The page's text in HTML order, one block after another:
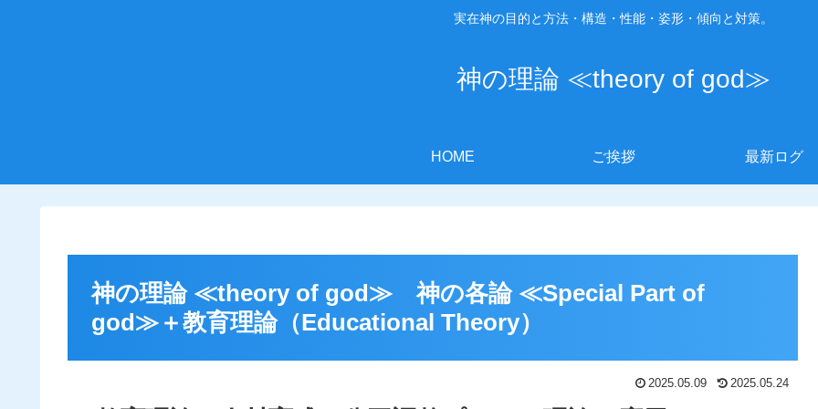
実在神の目的と方法・構造・性能・姿形・傾向と対策。
神の理論 ≪theory of god≫
HOME ご挨拶 最新ログ
神の理論 ≪theory of god≫ 神の各論 ≪Special Part of
god≫＋教育理論（Educational Theory）
2025.05.09 2025.05.24